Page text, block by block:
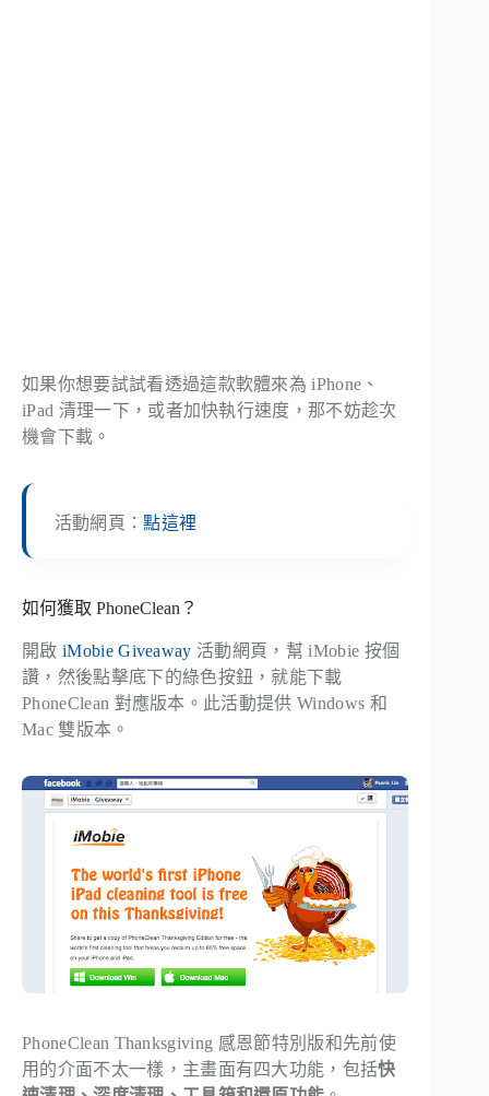
如果你想要試試看透過這款軟體來為 iPhone、
iPad 清理一下，或者加快執行速度，那不妨趁次
機會下載。
活動網頁：點這裡
如何獲取 PhoneClean？
開啟 iMobie Giveaway 活動網頁，幫 iMobie 按個
讚，然後點擊底下的綠色按鈕，就能下載
PhoneClean 對應版本。此活動提供 Windows 和
Mac 雙版本。
PhoneClean Thanksgiving 感恩節特別版和先前使
用的介面不太一樣，主畫面有四大功能，包括快